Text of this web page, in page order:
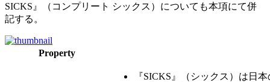
SICKS』（コンプリート シックス）についても本項にて併
記する。
Property
『SICKS』（シックス）は日